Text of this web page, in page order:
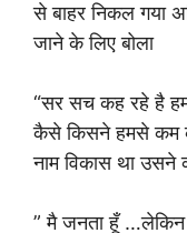
से बाहर निकल गया
जाने के लिए बोला
“सर सच कह रहे है
कैसे किसने हमसे कम
नाम विकास था उसने
” मै जनता हूँ …लेकिन